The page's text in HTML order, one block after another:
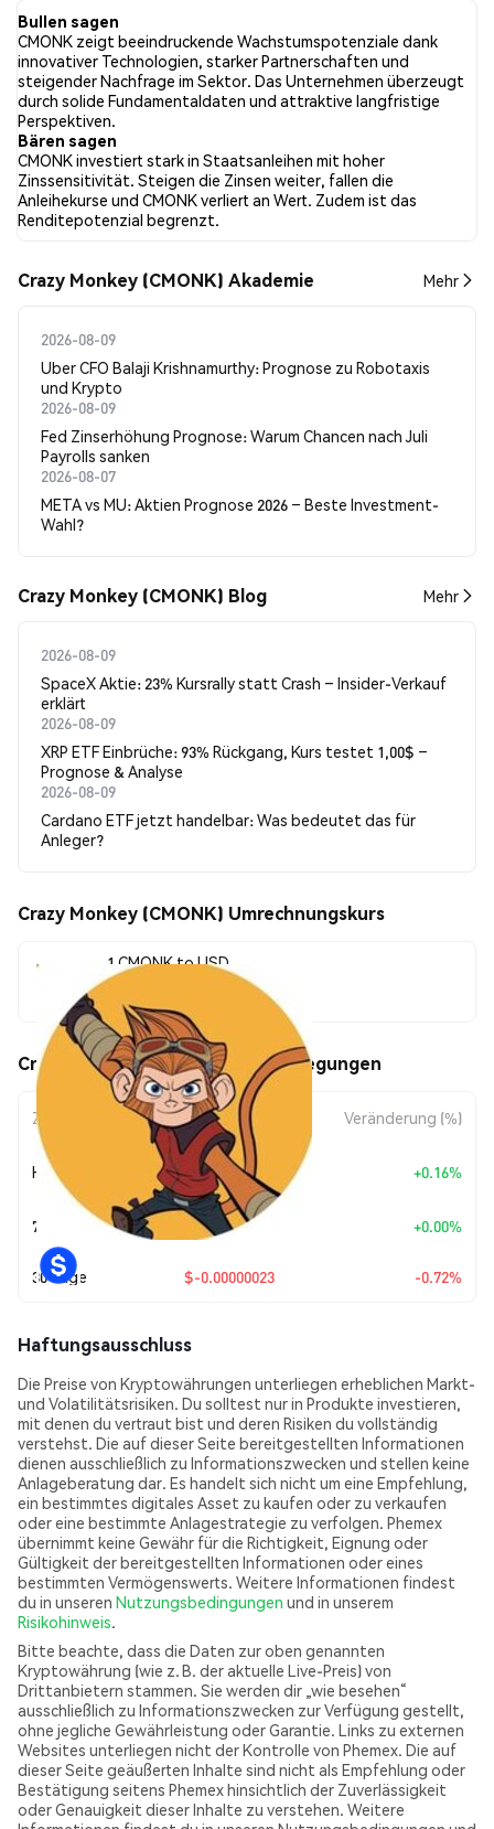
die Stimmung gegenüber CMONK in allen sozialen Medien
Neutral. Schließlich wurden 0 Nachrichtenartikel über CMONK
veröffentlicht. Auf Twitter hatten 0.00% der Tweets eine
bullishe Stimmung im Vergleich zu 0.00% der Tweets mit einer
bärischen Stimmung über CMONK. 100.00% der Tweets waren
neutral gegenüber CMONK. Diese Stimmungen basieren auf 1
Tweets.
Bullen sagen
CMONK zeigt beeindruckende Wachstumspotenziale dank
innovativer Technologien, starker Partnerschaften und
steigender Nachfrage im Sektor. Das Unternehmen überzeugt
durch solide Fundamentaldaten und attraktive langfristige
Perspektiven.
Bären sagen
CMONK investiert stark in Staatsanleihen mit hoher
Zinssensitivität. Steigen die Zinsen weiter, fallen die
Anleihekurse und CMONK verliert an Wert. Zudem ist das
Renditepotenzial begrenzt.
Crazy Monkey (CMONK) Akademie Mehr
2026-08-09
Uber CFO Balaji Krishnamurthy: Prognose zu Robotaxis
und Krypto
2026-08-09
Fed Zinserhöhung Prognose: Warum Chancen nach Juli
Payrolls sanken
2026-08-07
META vs MU: Aktien Prognose 2026 – Beste Investment-
Wahl?
Crazy Monkey (CMONK) Blog Mehr
2026-08-09
SpaceX Aktie: 23% Kursrally statt Crash – Insider-Verkauf
erklärt
2026-08-09
XRP ETF Einbrüche: 93% Rückgang, Kurs testet 1,00$ –
Prognose & Analyse
2026-08-09
Cardano ETF jetzt handelbar: Was bedeutet das für
Anleger?
Crazy Monkey (CMONK) Umrechnungskurs
1 CMONK to USD
$0.00003151
Crazy Monkey (CMONK) Kursbewegungen
Zeitraum Betragsänderung Veränderung (%)
Heute + $0.0 5076 +0.16%
7 Tage +$0.00 +0.00%
30 Tage $-0.00000023 -0.72%
Haftungsausschluss
Die Preise von Kryptowährungen unterliegen erheblichen Markt-
und Volatilitätsrisiken. Du solltest nur in Produkte investieren,
mit denen du vertraut bist und deren Risiken du vollständig
verstehst. Die auf dieser Seite bereitgestellten Informationen
dienen ausschließlich zu Informationszwecken und stellen keine
Anlageberatung dar. Es handelt sich nicht um eine Empfehlung,
ein bestimmtes digitales Asset zu kaufen oder zu verkaufen
oder eine bestimmte Anlagestrategie zu verfolgen. Phemex
übernimmt keine Gewähr für die Richtigkeit, Eignung oder
Gültigkeit der bereitgestellten Informationen oder eines
bestimmten Vermögenswerts. Weitere Informationen findest
du in unseren Nutzungsbedingungen und in unserem
Risikohinweis.
Bitte beachte, dass die Daten zur oben genannten
Kryptowährung (wie z. B. der aktuelle Live-Preis) von
Drittanbietern stammen. Sie werden dir „wie besehen“
ausschließlich zu Informationszwecken zur Verfügung gestellt,
ohne jegliche Gewährleistung oder Garantie. Links zu externen
Websites unterliegen nicht der Kontrolle von Phemex. Die auf
dieser Seite geäußerten Inhalte sind nicht als Empfehlung oder
Bestätigung seitens Phemex hinsichtlich der Zuverlässigkeit
oder Genauigkeit dieser Inhalte zu verstehen. Weitere